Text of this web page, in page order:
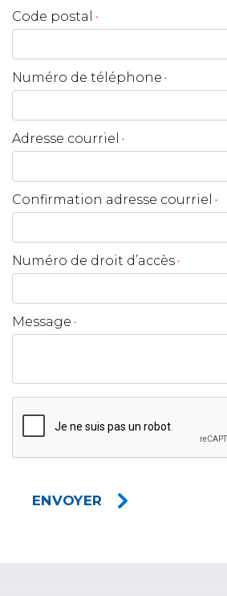
Code postal *
Numéro de téléphone *
Adresse courriel *
Confirmation adresse courriel *
Numéro de droit d’accès *
Message *
ENVOYER